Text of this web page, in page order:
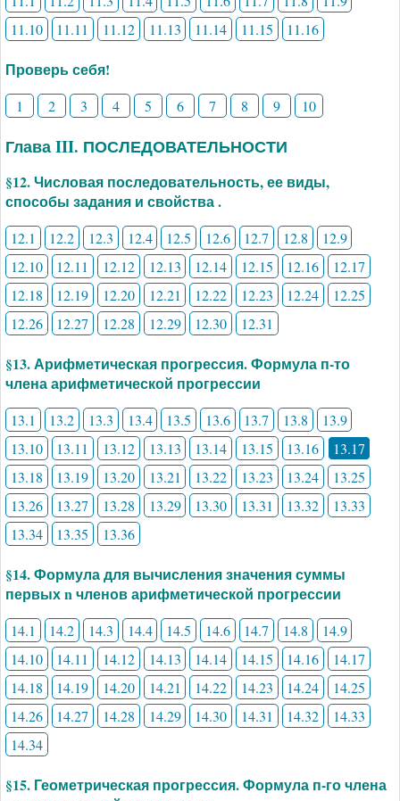
11.10
11.11 11.12 11.13 11.14 11.15 11.16
Проверь себя!
1 2 3 4 5 6 7 8 9 10
Глава III. ПОСЛЕДОВАТЕЛЬНОСТИ
§12. Числовая последовательность, ее виды,
способы задания и свойства .
12.1 12.2 12.3 12.4 12.5 12.6 12.7 12.8
12.9
12.10
12.11 12.12 12.13 12.14 12.15 12.16
12.17
12.18
12.19 12.20 12.21 12.22 12.23 12.24
12.25
12.26
12.27 12.28 12.29 12.30 12.31
§13. Арифметическая прогрессия. Формула п-то
члена арифметической прогрессии
13.1 13.2 13.3 13.4 13.5 13.6 13.7 13.8
13.9
13.10
13.11 13.12 13.13 13.14 13.15 13.16
13.17
13.18
13.19 13.20 13.21 13.22 13.23 13.24
13.25
13.26
13.27 13.28 13.29 13.30 13.31 13.32
13.33
13.34
13.35 13.36
§14. Формула для вычисления значения суммы
первых n членов арифметической прогрессии
14.1 14.2 14.3 14.4 14.5 14.6 14.7 14.8
14.9
14.10
14.11 14.12 14.13 14.14 14.15 14.16
14.17
14.18
14.19 14.20 14.21 14.22 14.23 14.24
14.25
14.26
14.27 14.28 14.29 14.30 14.31 14.32
14.33
14.34
§15. Геометрическая прогрессия. Формула п-го члена